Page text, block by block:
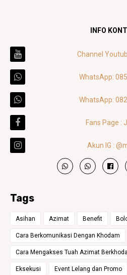
INFO
Channel
WhatsApp:
WhatsApp:
Fans Page :
Akun IG :
Tags
Asihan Azimat Benefit
Cara Berkomunikasi Dengan Khodam
Cara Mengakses Tuah Azimat
Eksekusi Event Lelang dan Promo